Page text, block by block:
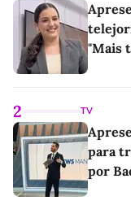
"Mais
2 TV
para
por